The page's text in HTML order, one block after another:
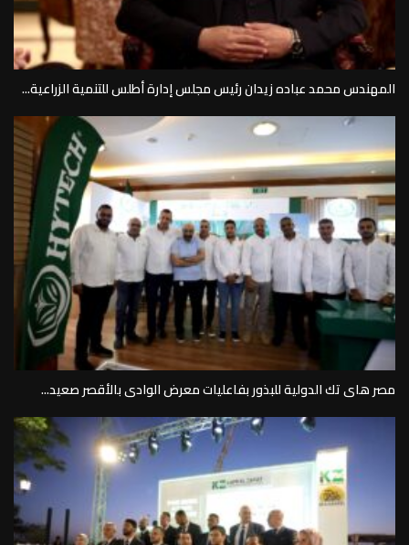
المهندس محمد عباده زيدان رئيس مجلس إدارة أطلس للتنمية الزراعية...
مصر هاى تك الدولية للبذور بفاعليات معرض الوادى بالأقصر صعيد...